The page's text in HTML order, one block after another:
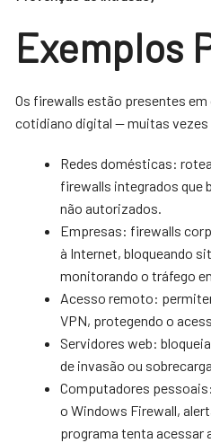
Exemplos
Os firewalls estão presentes
cotidiano digital — muitas vezes
Redes domésticas:
firewalls integrados que
não autorizados.
Empresas: firewalls
à Internet, bloqueando
monitorando o tráfego
Acesso remoto:
VPN, protegendo o
Servidores web:
de invasão ou
Computadores
o Windows Firewall,
programa tenta acessar